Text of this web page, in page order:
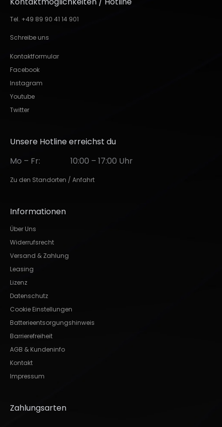
Tel. +49 89 90 41 14 901
Schreibe uns
Kontaktformular
Facebook
Instagram
Youtube
Twitter
Unsere Hotline erreichst du
Mo – Fr:
10:00 – 17:00 Uhr
Zu den Standorten / Anfahrt
Informationen
Über Uns
Widerrufsrecht
Versand & Zahlung
Leasing
Lizenz
Datenschutz
Cookie Einstellungen
Batterieentsorgungshinweis
Barrierefreiheit
AGB & Kundeninfo
Kontakt
Impressum
Zahlungsarten